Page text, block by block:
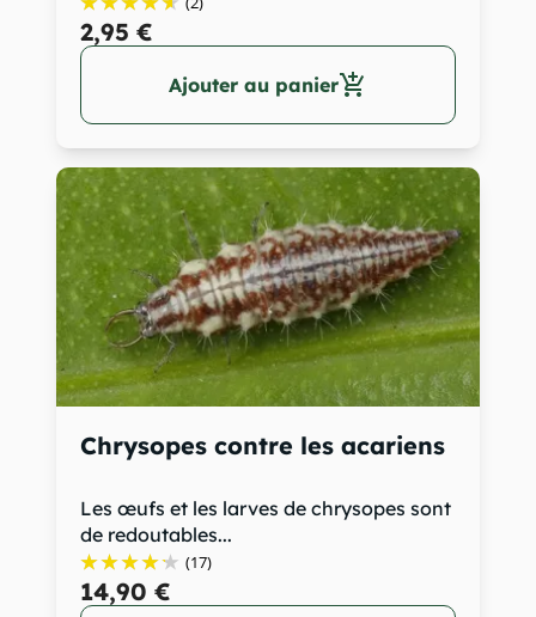
2,95 €
Ajouter au panieradd_shopping_cart
Chrysopes contre les acariens
Les œufs et les larves de chrysopes sont
de redoutables...
(17)
14,90 €